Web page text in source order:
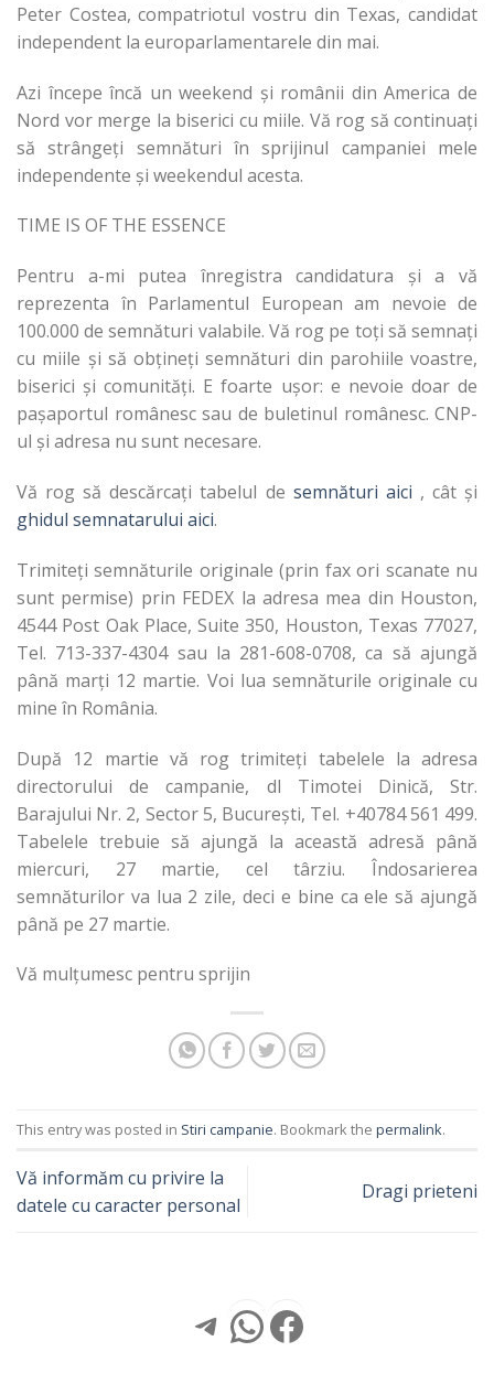
Peter Costea, compatriotul vostru din Texas, candidat
independent la europarlamentarele din mai.
Azi începe încă un weekend și românii din America de
Nord vor merge la biserici cu miile. Vă rog să continuați
să strângeți semnături în sprijinul campaniei mele
independente și weekendul acesta.
TIME IS OF THE ESSENCE
Pentru a-mi putea înregistra candidatura și a vă
reprezenta în Parlamentul European am nevoie de
100.000 de semnături valabile. Vă rog pe toți să semnați
cu miile și să obțineți semnături din parohiile voastre,
biserici și comunități. E foarte ușor: e nevoie doar de
pașaportul românesc sau de buletinul românesc. CNP-
ul și adresa nu sunt necesare.
Vă rog să descărcați tabelul de semnături aici , cât și
ghidul semnatarului aici.
Trimiteți semnăturile originale (prin fax ori scanate nu
sunt permise) prin FEDEX la adresa mea din Houston,
4544 Post Oak Place, Suite 350, Houston, Texas 77027,
Tel. 713-337-4304 sau la 281-608-0708, ca să ajungă
până marți 12 martie. Voi lua semnăturile originale cu
mine în România.
După 12 martie vă rog trimiteți tabelele la adresa
directorului de campanie, dl Timotei Dinică, Str.
Barajului Nr. 2, Sector 5, București, Tel. +40784 561 499.
Tabelele trebuie să ajungă la această adresă până
miercuri, 27 martie, cel târziu. Îndosarierea
semnăturilor va lua 2 zile, deci e bine ca ele să ajungă
până pe 27 martie.
Vă mulțumesc pentru sprijin
This entry was posted in Stiri campanie. Bookmark the permalink.
Vă informăm cu privire la
datele cu caracter personal
Dragi prieteni
Telegram
WhatsApp